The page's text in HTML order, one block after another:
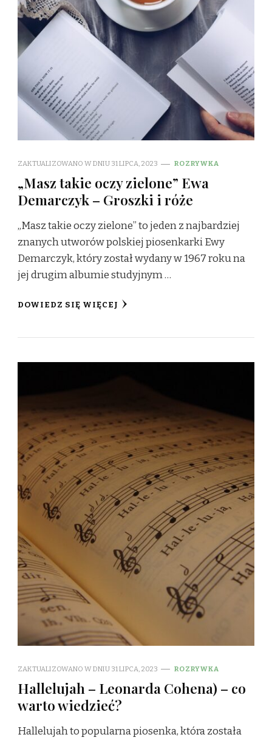
ZAKTUALIZOWANO W DNIU 31 LIPCA, 2023 ROZRYWKA
„Masz takie oczy zielone” Ewa
Demarczyk – Groszki i róże
„Masz takie oczy zielone” to jeden z najbardziej
znanych utworów polskiej piosenkarki Ewy
Demarczyk, który został wydany w 1967 roku na
jej drugim albumie studyjnym …
DOWIEDZ SIĘ WIĘCEJ
ZAKTUALIZOWANO W DNIU 31 LIPCA, 2023 ROZRYWKA
Hallelujah – Leonarda Cohena) – co
warto wiedzieć?
Hallelujah to popularna piosenka, która została